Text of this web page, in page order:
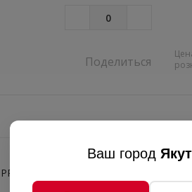
Ваш город
Поделиться
Max Sealant, 280 мл (1к-12шт.)